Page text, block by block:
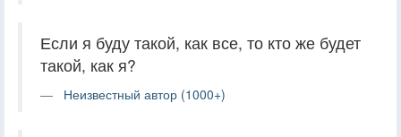
Если я буду такой, как все, то кто же будет
такой, как я?
Неизвестный автор (1000+)